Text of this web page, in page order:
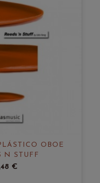
OBOE
N STUFF
€